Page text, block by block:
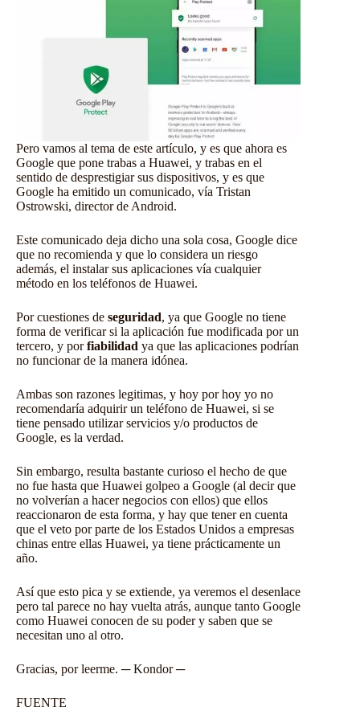
Pero vamos al tema de este artículo, y es que ahora es
Google que pone trabas a Huawei, y trabas en el
sentido de desprestigiar sus dispositivos, y es que
Google ha emitido un comunicado, vía Tristan
Ostrowski, director de Android.
Este comunicado deja dicho una sola cosa, Google dice
que no recomienda y que lo considera un riesgo
además, el instalar sus aplicaciones vía cualquier
método en los teléfonos de Huawei.
Por cuestiones de seguridad, ya que Google no tiene
forma de verificar si la aplicación fue modificada por un
tercero, y porfiabilidad ya que las aplicaciones podrían
no funcionar de la manera idónea.
Ambas son razones legitimas, y hoy por hoy yo no
recomendaría adquirir un teléfono de Huawei, si se
tiene pensado utilizar servicios y/o productos de
Google, es la verdad.
Sin embargo, resulta bastante curioso el hecho de que
no fue hasta que Huawei golpeo a Google (al decir que
no volverían a hacer negocios con ellos) que ellos
reaccionaron de esta forma, y hay que tener en cuenta
que el veto por parte de los Estados Unidos a empresas
chinas entre ellas Huawei, ya tiene prácticamente un
año.
Así que esto pica y se extiende, ya veremos el desenlace
pero tal parece no hay vuelta atrás, aunque tanto Google
como Huawei conocen de su poder y saben que se
necesitan uno al otro.
Gracias, por leerme. ─ Kondor ─
FUENTE